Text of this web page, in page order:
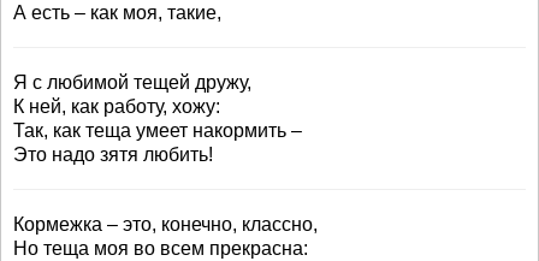
А есть – как моя, такие,
Я с любимой тещей дружу,
К ней, как работу, хожу:
Так, как теща умеет накормить –
Это надо зятя любить!
Кормежка – это, конечно, классно,
Но теща моя во всем прекрасна: